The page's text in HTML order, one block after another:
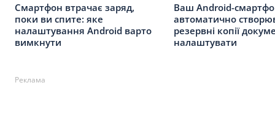
Смартфон втрачає заряд,
поки ви спите: яке
налаштування Android варто
вимкнути
Ваш Android-
автоматично
резервні копії
налаштувати
Реклама